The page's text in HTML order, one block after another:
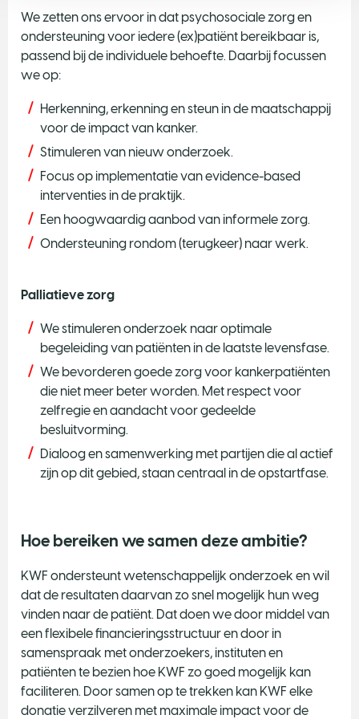
We zetten ons ervoor in dat psychosociale zorg en
ondersteuning voor iedere (ex)patiënt bereikbaar is,
passend bij de individuele behoefte. Daarbij focussen
we op:
Herkenning, erkenning en steun in de maatschappij
voor de impact van kanker.
Stimuleren van nieuw onderzoek.
Focus op implementatie van evidence-based
interventies in de praktijk.
Een hoogwaardig aanbod van informele zorg.
Ondersteuning rondom (terugkeer) naar werk.
Palliatieve zorg
We stimuleren onderzoek naar optimale
begeleiding van patiënten in de laatste levensfase.
We bevorderen goede zorg voor kankerpatiënten
die niet meer beter worden. Met respect voor
zelfregie en aandacht voor gedeelde
besluitvorming.
Dialoog en samenwerking met partijen die al actief
zijn op dit gebied, staan centraal in de opstartfase.
Hoe bereiken we samen deze ambitie?
KWF ondersteunt wetenschappelijk onderzoek en wil
dat de resultaten daarvan zo snel mogelijk hun weg
vinden naar de patiënt. Dat doen we door middel van
een flexibele financieringsstructuur en door in
samenspraak met onderzoekers, instituten en
patiënten te bezien hoe KWF zo goed mogelijk kan
faciliteren. Door samen op te trekken kan KWF elke
donatie verzilveren met maximale impact voor de